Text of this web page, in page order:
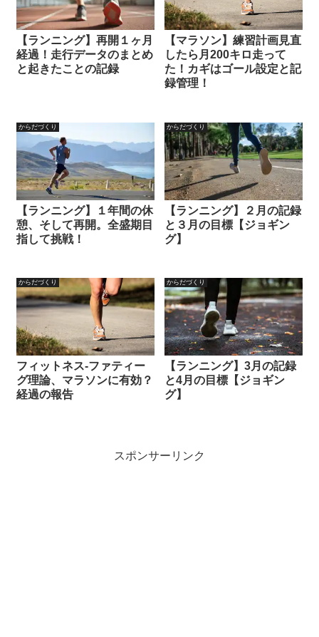
【ランニング】再開１ヶ月
経過！走行データのまとめ
と起きたことの記録
【マラソン】練習計画見直
したら月200キロ走って
た！カギはゴール設定と記
録管理！
からだづくり
【ランニング】１年間の休
憩、そして再開。全盛期目
指して挑戦！
からだづくり
【ランニング】２月の記録
と３月の目標【ジョギン
グ】
からだづくり
フィットネス-ファティー
グ理論、マラソンに有効？
経過の報告
からだづくり
【ランニング】3月の記録
と4月の目標【ジョギン
グ】
スポンサーリンク